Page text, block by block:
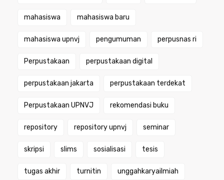
mahasiswa mahasiswa baru
mahasiswa upnvj pengumuman perpusnas ri
Perpustakaan perpustakaan digital
perpustakaan jakarta perpustakaan terdekat
Perpustakaan UPNVJ rekomendasi buku
repository repository upnvj seminar
skripsi slims sosialisasi tesis
tugas akhir turnitin unggahkaryailmiah